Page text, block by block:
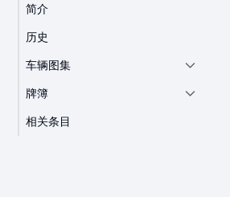
简介
历史
车辆图集
牌簿
相关条目